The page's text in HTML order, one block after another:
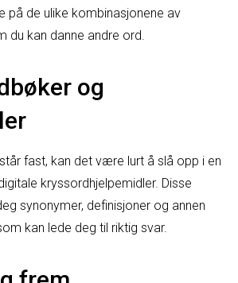
på de ulike kombinasjonene av
du kan danne andre ord.
og
fast, kan det være lurt å slå opp i en
kryssordhjelpemidler. Disse
synonymer, definisjoner og annen
kan lede deg til riktig svar.